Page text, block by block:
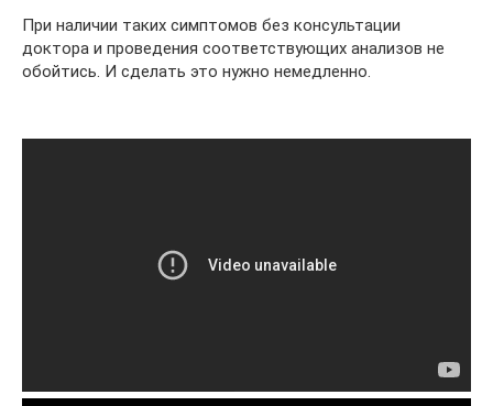
При наличии таких симптомов без консультации
доктора и проведения соответствующих анализов не
обойтись. И сделать это нужно немедленно.